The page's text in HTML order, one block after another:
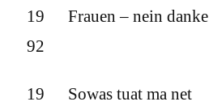
19
92
Frauen – nein danke
19
Sowas tuat ma net